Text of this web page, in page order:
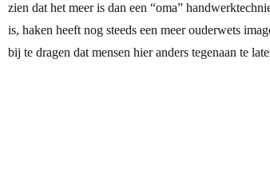
partner te worden en leuke en trendy ontwerpen te
iets speciaals voor mij blijven. Om haken op zo’n
zien dat het meer is dan een “oma”